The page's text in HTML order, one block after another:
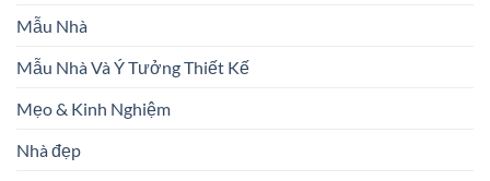
Mẫu Nhà
Mẫu Nhà Và Ý Tưởng Thiết Kế
Mẹo & Kinh Nghiệm
Nhà đẹp